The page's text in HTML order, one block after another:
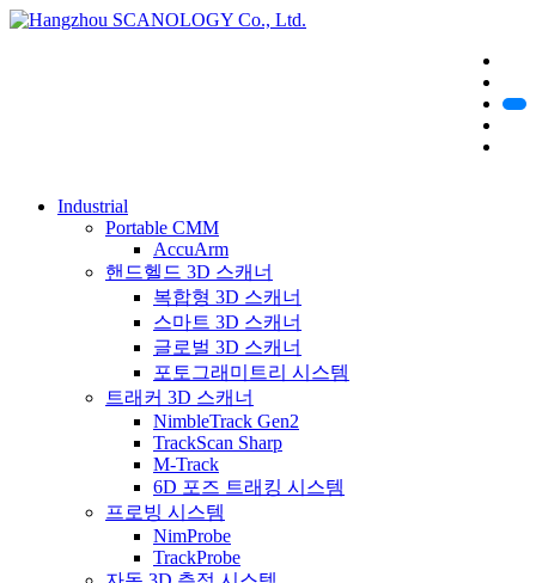
Industrial
Portable CMM
AccuArm
핸드헬드 3D 스캐너
복합형 3D 스캐너
스마트 3D 스캐너
글로벌 3D 스캐너
포토그래미트리 시스템
트래커 3D 스캐너
NimbleTrack Gen2
TrackScan Sharp
M-Track
6D 포즈 트래킹 시스템
프로빙 시스템
NimProbe
TrackProbe